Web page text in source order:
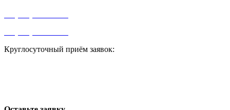
Круглосуточный приём заявок: